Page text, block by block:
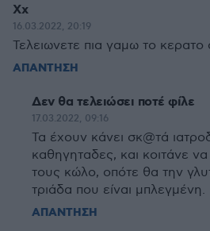
Xx
16.03.2022, 20:19
Τελειωνετε πια γαμω το κερατο
ΑΠΑΝΤΗΣΗ
Δεν θα τελειώσει ποτέ φίλε
17.03.2022, 09:16
Τα έχουν κάνει σκ@τά
καθηγηταδες, και κοιτάνε
τους κώλο, οπότε θα την
τριάδα που είναι μπλεγμένη.
ΑΠΑΝΤΗΣΗ